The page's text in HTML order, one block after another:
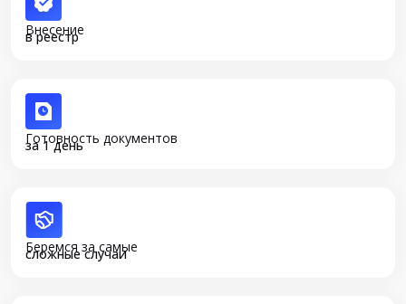
Внесение
в реестр
Готовность документов
за 1 день
Беремся за самые
сложные случаи